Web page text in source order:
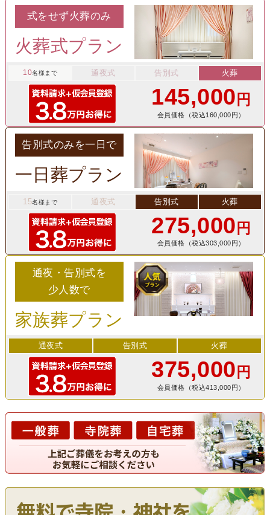
式をせず火葬のみ
火葬式プラン
10名様まで 通夜式 告別式 火葬
145,000 円
会員価格（税込160,000円）
告別式のみを一日で
一日葬プラン
15名様まで 通夜式 告別式 火葬
275,000 円
会員価格（税込303,000円）
通夜・告別式を
少人数で
家族葬プラン
通夜式 告別式 火葬
375,000 円
会員価格（税込413,000円）